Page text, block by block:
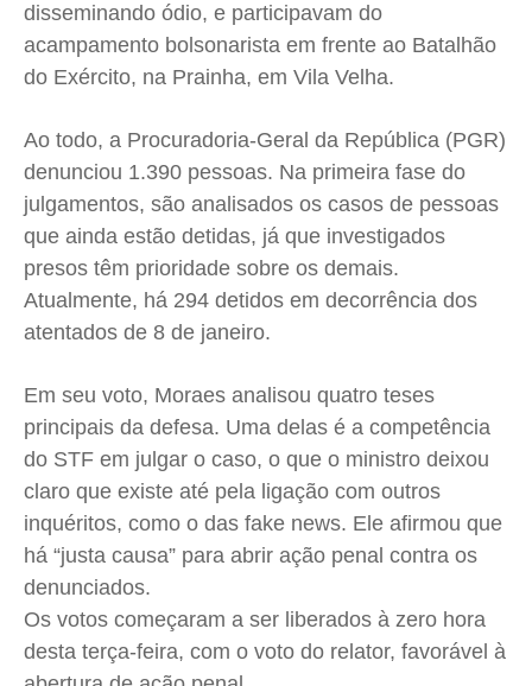
disseminando ódio, e participavam do
acampamento bolsonarista em frente ao Batalhão
do Exército, na Prainha, em Vila Velha.
Ao todo, a Procuradoria-Geral da República (PGR)
denunciou 1.390 pessoas. Na primeira fase do
julgamentos, são analisados os casos de pessoas
que ainda estão detidas, já que investigados
presos têm prioridade sobre os demais.
Atualmente, há 294 detidos em decorrência dos
atentados de 8 de janeiro.
Em seu voto, Moraes analisou quatro teses
principais da defesa. Uma delas é a competência
do STF em julgar o caso, o que o ministro deixou
claro que existe até pela ligação com outros
inquéritos, como o das fake news. Ele afirmou que
há “justa causa” para abrir ação penal contra os
denunciados.
Os votos começaram a ser liberados à zero hora
desta terça-feira, com o voto do relator, favorável à